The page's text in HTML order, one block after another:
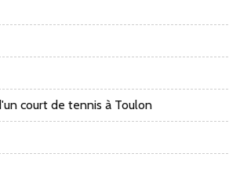
court de tennis à Toulon